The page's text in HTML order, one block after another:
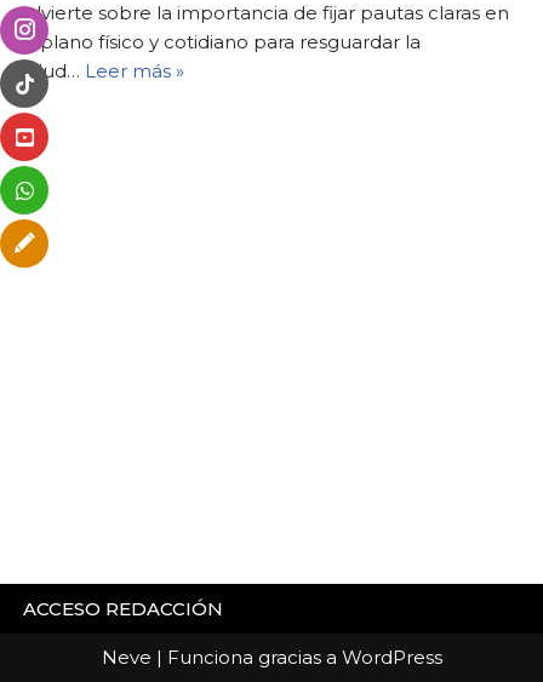
advierte sobre la importancia de fijar pautas claras en
el plano físico y cotidiano para resguardar la
salud… Leer más »
ACCESO REDACCIÓN
Neve | Funciona gracias a WordPress